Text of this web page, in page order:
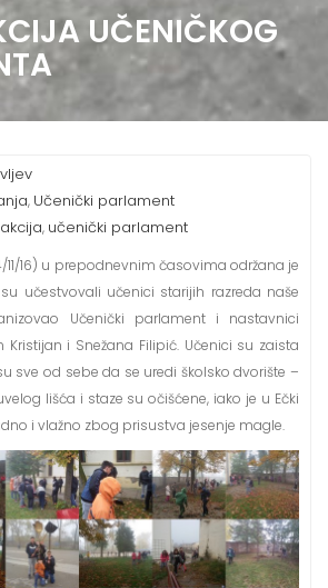
UČENIČKOG
, Učenički parlament
, učenički parlament
11/16) u prepodnevnim časovima održana je
učestvovali učenici starijih razreda naše
Učenički parlament i nastavnici
Kristijan i Snežana Filipić. Učenici su zaista
sve od sebe da se uredi školsko dvorište –
lišća i staze su očišćene, iako je u Ečki
i vlažno zbog prisustva jesenje magle.